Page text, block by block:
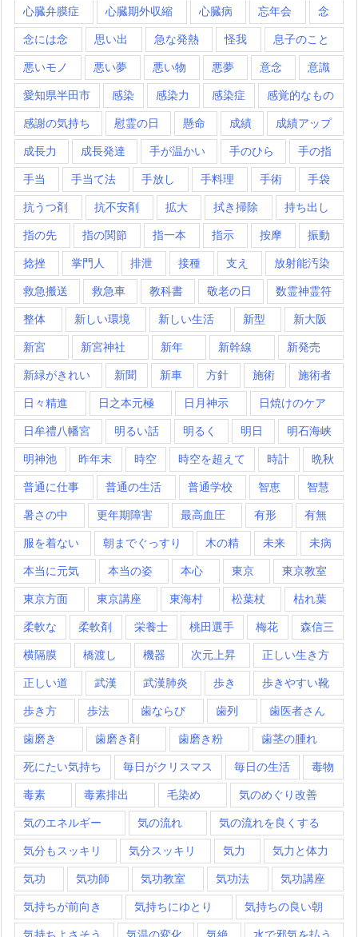
心臓弁膜症 心臓期外収縮 心臓病 忘年会 念
念には念 思い出 急な発熱 怪我 息子のこと
悪いモノ 悪い夢 悪い物 悪夢 意念 意識
愛知県半田市 感染 感染力 感染症 感覚的なもの
感謝の気持ち 慰霊の日 懸命 成績 成績アップ
成長力 成長発達 手が温かい 手のひら 手の指
手当 手当て法 手放し 手料理 手術 手袋
抗うつ剤 抗不安剤 拡大 拭き掃除 持ち出し
指の先 指の関節 指一本 指示 按摩 振動
捻挫 掌門人 排泄 接種 支え 放射能汚染
救急搬送 救急車 教科書 敬老の日 数霊神霊符
整体 新しい環境 新しい生活 新型 新大阪
新宮 新宮神社 新年 新幹線 新発売
新緑がきれい 新聞 新車 方針 施術 施術者
日々精進 日之本元極 日月神示 日焼けのケア
日牟禮八幡宮 明るい話 明るく 明日 明石海峡
明神池 昨年末 時空 時空を超えて 時計 晩秋
普通に仕事 普通の生活 普通学校 智恵 智慧
暑さの中 更年期障害 最高血圧 有形 有無
服を着ない 朝までぐっすり 木の精 未来 未病
本当に元気 本当の姿 本心 東京 東京教室
東京方面 東京講座 東海村 松葉杖 枯れ葉
柔軟な 柔軟剤 栄養士 桃田選手 梅花 森信三
横隔膜 橋渡し 機器 次元上昇 正しい生き方
正しい道 武漢 武漢肺炎 歩き 歩きやすい靴
歩き方 歩法 歯ならび 歯列 歯医者さん
歯磨き 歯磨き剤 歯磨き粉 歯茎の腫れ
死にたい気持ち 毎日がクリスマス 毎日の生活 毒物
毒素 毒素排出 毛染め 気のめぐり改善
気のエネルギー 気の流れ 気の流れを良くする
気分もスッキリ 気分スッキリ 気力 気力と体力
気功 気功師 気功教室 気功法 気功講座
気持ちが前向き 気持ちにゆとり 気持ちの良い朝
気持ちよさそう 気温の変化 気絶 水で邪気を払う